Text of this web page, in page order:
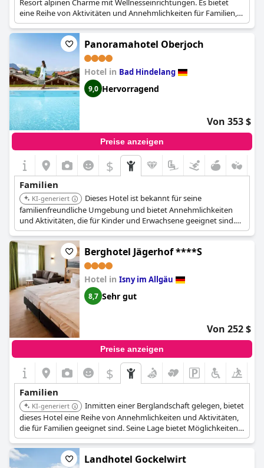
Resort alpinen Charme mit Wellnesseinrichtungen. Es bietet
eine Reihe von Aktivitäten und Annehmlichkeiten für Familien,
einschließlich Spa-Behandlungen und Outdoor-Abenteuern.
Panoramahotel Oberjoch
Hotel in Bad Hindelang
9,0 Hervorragend
Von 353 $
Preise anzeigen
$
Familien
KI-generiert
Dieses Hotel ist bekannt für seine
familienfreundliche Umgebung und bietet Annehmlichkeiten
und Aktivitäten, die für Kinder und Erwachsene geeignet sind.
Die Panoramablicke tragen zur Attraktivität bei und machen es
zu einem unvergesslichen Reiseziel.
Berghotel Jägerhof ****S
Hotel in Isny im Allgäu
8,7 Sehr gut
Von 252 $
Preise anzeigen
$
Familien
KI-generiert
Inmitten einer Berglandschaft gelegen, bietet
dieses Hotel eine Reihe von Annehmlichkeiten und Aktivitäten,
die für Familien geeignet sind. Seine Lage bietet Möglichkeiten
zum Wandern, Skifahren und Genießen der natürlichen
Umgebung.
Landhotel Gockelwirt